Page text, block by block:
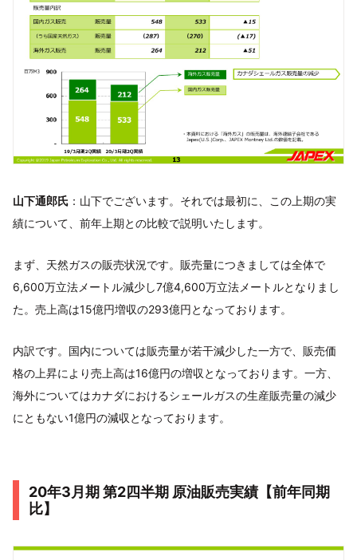
山下通郎氏 ：山下でございます。それでは最初に、この上期の実
績について、前年上期との比較で説明いたします。
まず、天然ガスの販売状況です。販売量につきましては全体で
6,600万立法メートル減少し7億4,600万立法メートルとなりまし
た。売上高は15億円増収の293億円となっております。
内訳です。国内については販売量が若干減少した一方で、販売価
格の上昇により売上高は16億円の増収となっております。一方、
海外についてはカナダにおけるシェールガスの生産販売量の減少
にともない1億円の減収となっております。
20年3月期 第2四半期 原油販売実績【前年同期
比】